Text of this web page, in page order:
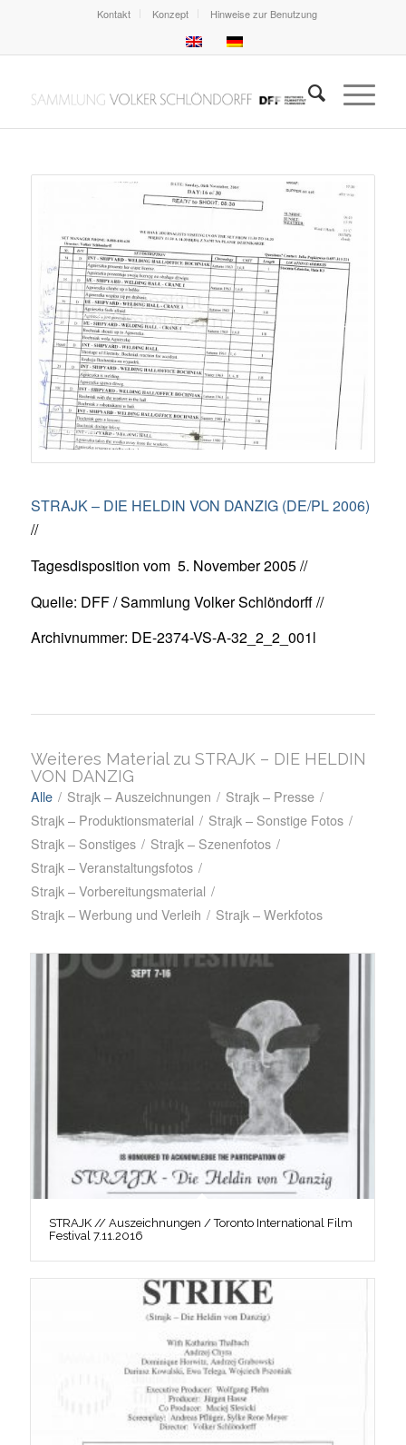
Kontakt Konzept Hinweise zur Benutzung
STRAJK – DIE HELDIN VON DANZIG (DE/PL 2006)
//
Tagesdisposition vom 5. November 2005 //
Quelle: DFF / Sammlung Volker Schlöndorff //
Archivnummer: DE-2374-VS-A-32_2_2_001l
Weiteres Material zu STRAJK – DIE HELDIN
VON DANZIG
Alle / Strajk – Auszeichnungen / Strajk – Presse /
Strajk – Produktionsmaterial / Strajk – Sonstige Fotos /
Strajk – Sonstiges / Strajk – Szenenfotos /
Strajk – Veranstaltungsfotos /
Strajk – Vorbereitungsmaterial /
Strajk – Werbung und Verleih / Strajk – Werkfotos
STRAJK // Auszeichnungen / Toronto International Film
Festival 7.11.2016